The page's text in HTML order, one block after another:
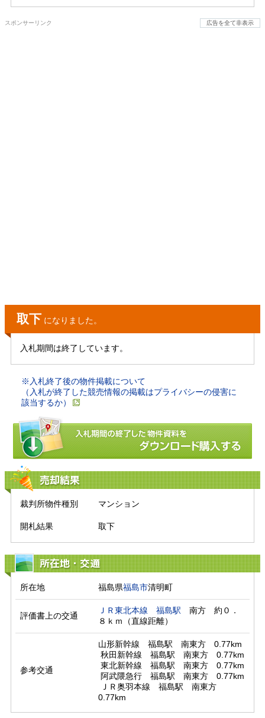
スポンサーリンク 広告を全て非表示
取下 になりました。
入札期間は終了しています。
※入札終了後の物件掲載について
（入札が終了した競売情報の掲載はプライバシーの侵害に
該当するか）
売却結果
裁判所物件種別 マンション
開札結果 取下
所在地・交通
所在地 福島県福島市清明町
評価書上の交通
ＪＲ東北本線 福島駅 南方　約０．
８ｋｍ（直線距離）
参考交通
山形新幹線　福島駅　南東方　0.77km
0.77km